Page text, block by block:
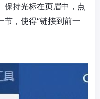
保持光标在页眉中，点
，使得“链接到前一